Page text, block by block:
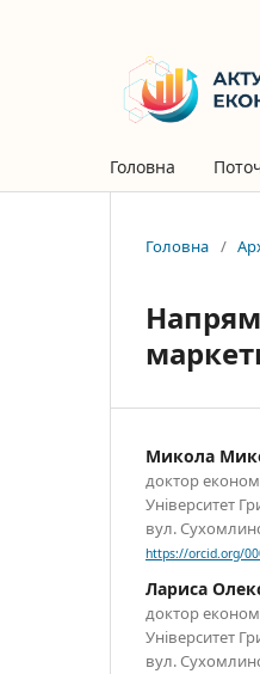
Головна
Головна /
Микола
доктор
Університет
вул.
https://orcid.org/
Лариса
доктор
Університет
вул.